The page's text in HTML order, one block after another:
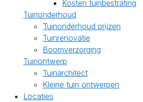
Kosten tuinbestrating
Tuinonderhoud
Tuinonderhoud prijzen
Tuinrenovatie
Boomverzorging
Tuinontwerp
Tuinarchitect
Kleine tuin ontwerpen
Locaties